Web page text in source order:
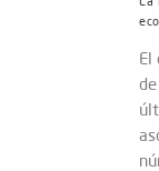
El